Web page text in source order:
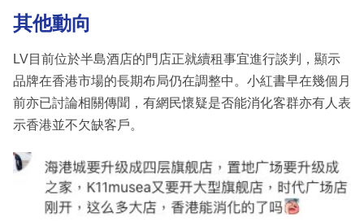
其他動向
LV目前位於半島酒店的門店正就續租事宜進行談判，顯示
品牌在香港市場的長期布局仍在調整中。小紅書早在幾個月
前亦已討論相關傳聞，有網民懷疑是否能消化客群亦有人表
示香港並不欠缺客戶。